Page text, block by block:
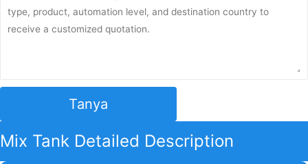
Tanya
Mix Tank Detailed Description